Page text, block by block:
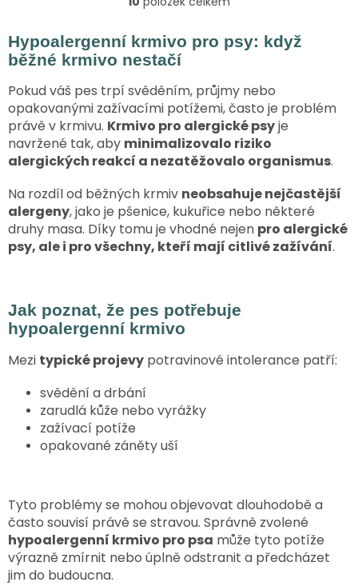
O
l
á
d
a
c
í
p
r
v
y
v
ý
p
i
Hypoalergenní krmivo pro psy: když
běžné krmivo nestačí
Pokud váš pes trpí svěděním, průjmy nebo
opakovanými zažívacími potížemi, často je problém
právě v krmivu. Krmivo pro alergické psyje
navržené tak, aby minimalizovalo riziko
alergických reakcí a nezatěžovalo organismus.
Na rozdíl od běžných krmiv neobsahuje nejčastější
alergeny, jako je pšenice, kukuřice nebo některé
druhy masa. Díky tomu je vhodné nejen pro alergické
psy, ale i pro všechny, kteří mají citlivé zažívání.
Jak poznat, že pes potřebuje
hypoalergenní krmivo
Mezi typické projevy potravinové intolerance patří:
svědění a drbání
zarudlá kůže nebo vyrážky
zažívací potíže
opakované záněty uší
Tyto problémy se mohou objevovat dlouhodobě a
často souvisí právě se stravou. Správně zvolené
hypoalergenní krmivo pro psa může tyto potíže
výrazně zmírnit nebo úplně odstranit a předcházet
jim do budoucna.